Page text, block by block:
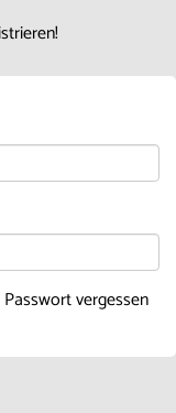
Passwort vergessen